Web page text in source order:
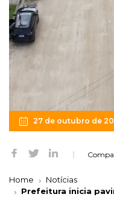
27 de outubro de
Home
Notícias
Prefeitura inicia